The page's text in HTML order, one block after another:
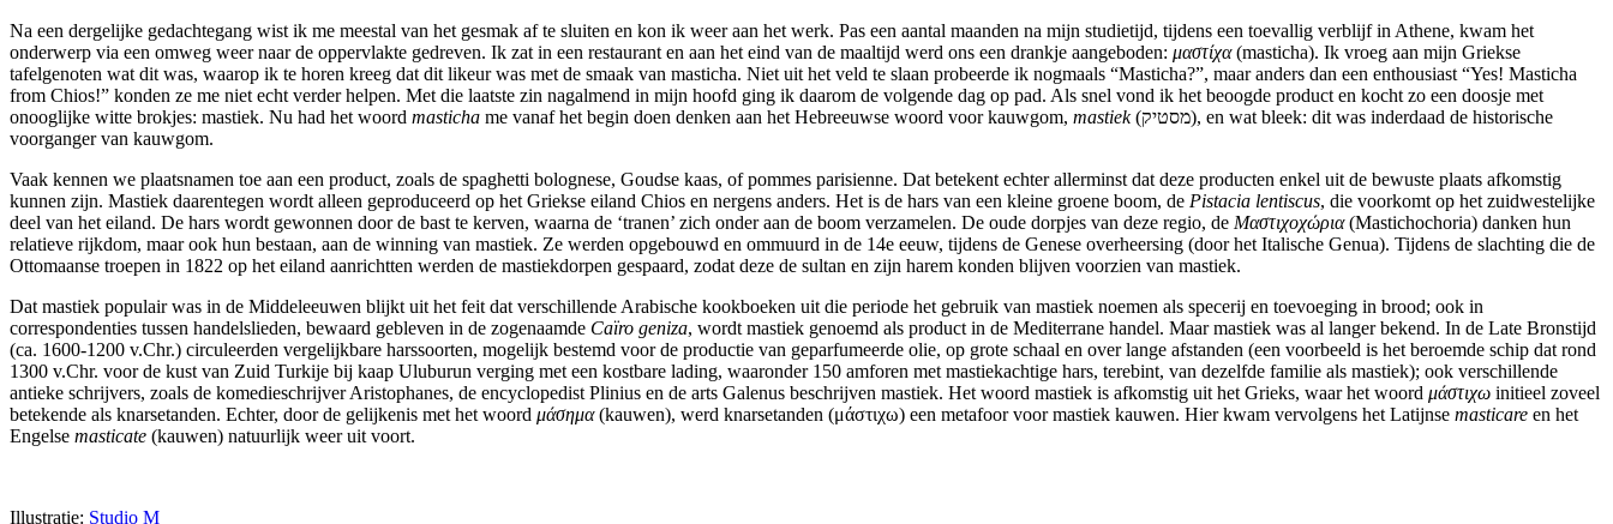
Na een dergelijke gedachtegang wist ik me meestal van het gesmak af te sluiten en kon ik weer aan het werk. Pas een aantal maanden na mijn studietijd, tijdens een toevallig verblijf in Athene, kwam het
onderwerp via een omweg weer naar de oppervlakte gedreven. Ik zat in een restaurant en aan het eind van de maaltijd werd ons een drankje aangeboden: μαστίχα(masticha). Ik vroeg aan mijn Griekse
tafelgenoten wat dit was, waarop ik te horen kreeg dat dit likeur was met de smaak van masticha. Niet uit het veld te slaan probeerde ik nogmaals “Masticha?”, maar anders dan een enthousiast “Yes! Masticha
from Chios!” konden ze me niet echt verder helpen. Met die laatste zin nagalmend in mijn hoofd ging ik daarom de volgende dag op pad. Als snel vond ik het beoogde product en kocht zo een doosje met
onooglijke witte brokjes: mastiek. Nu had het woord masticha me vanaf het begin doen denken aan het Hebreeuwse woord voor kauwgom, mastiek(מסטיק), en wat bleek: dit was inderdaad de historische
voorganger van kauwgom.
Vaak kennen we plaatsnamen toe aan een product, zoals de spaghetti bolognese, Goudse kaas, of pommes parisienne. Dat betekent echter allerminst dat deze producten enkel uit de bewuste plaats afkomstig
kunnen zijn. Mastiek daarentegen wordt alleen geproduceerd op het Griekse eiland Chios en nergens anders. Het is de hars van een kleine groene boom, de Pistacia lentiscus, die voorkomt op het zuidwestelijke
deel van het eiland. De hars wordt gewonnen door de bast te kerven, waarna de ‘tranen’ zich onder aan de boom verzamelen. De oude dorpjes van deze regio, de Μαστιχοχώρια(Mastichochoria) danken hun
relatieve rijkdom, maar ook hun bestaan, aan de winning van mastiek. Ze werden opgebouwd en ommuurd in de 14e eeuw, tijdens de Genese overheersing (door het Italische Genua). Tijdens de slachting die de
Ottomaanse troepen in 1822 op het eiland aanrichtten werden de mastiekdorpen gespaard, zodat deze de sultan en zijn harem konden blijven voorzien van mastiek.
Dat mastiek populair was in de Middeleeuwen blijkt uit het feit dat verschillende Arabische kookboeken uit die periode het gebruik van mastiek noemen als specerij en toevoeging in brood; ook in
correspondenties tussen handelslieden, bewaard gebleven in de zogenaamde Caïro geniza, wordt mastiek genoemd als product in de Mediterrane handel. Maar mastiek was al langer bekend. In de Late Bronstijd
(ca. 1600-1200 v.Chr.) circuleerden vergelijkbare harssoorten, mogelijk bestemd voor de productie van geparfumeerde olie, op grote schaal en over lange afstanden (een voorbeeld is het beroemde schip dat rond
1300 v.Chr. voor de kust van Zuid Turkije bij kaap Uluburun verging met een kostbare lading, waaronder 150 amforen met mastiekachtige hars, terebint, van dezelfde familie als mastiek); ook verschillende
antieke schrijvers, zoals de komedieschrijver Aristophanes, de encyclopedist Plinius en de arts Galenus beschrijven mastiek. Het woord mastiek is afkomstig uit het Grieks, waar het woord μάστιχω initieel zoveel
betekende als knarsetanden. Echter, door de gelijkenis met het woord μάσημα(kauwen), werd knarsetanden (μάστιχω) een metafoor voor mastiek kauwen. Hier kwam vervolgens het Latijnse masticare en het
Engelse masticate (kauwen) natuurlijk weer uit voort.
Illustratie: Studio M